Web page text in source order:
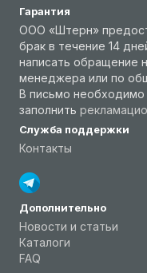
Гарантия
ООО «Штерн»
брак в течение 14
написать обращение
менеджера или по
В письмо необходимо
заполнить
Служба поддержки
Контакты
Дополнительно
Новости и статьи
Каталоги
FAQ